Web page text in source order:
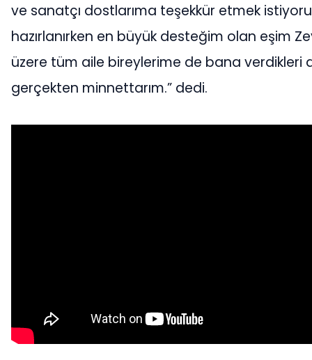
ve sanatçı dostlarıma teşekkür etmek
hazırlanırken en büyük desteğim olan eşim
üzere tüm aile bireylerime de bana verdikleri
gerçekten minnettarım.” dedi.